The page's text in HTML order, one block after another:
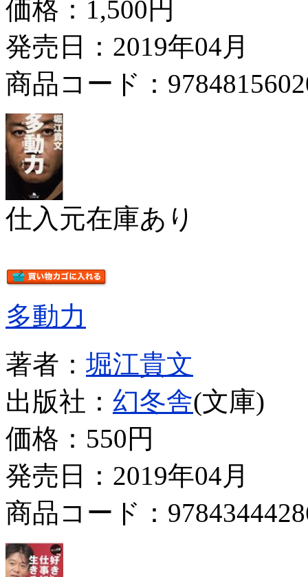
価格： 1,500円
発売日：2019年04月
商品コード：
仕入元在庫あり
多動力
著者： 堀江貴文
出版社： 幻冬舎(文庫)
価格： 550円
発売日：2019年04月
商品コード：